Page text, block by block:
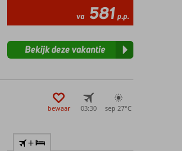
va 581 p.p.
Bekijk deze vakantie
bewaar 03:30 sep 27°C
+